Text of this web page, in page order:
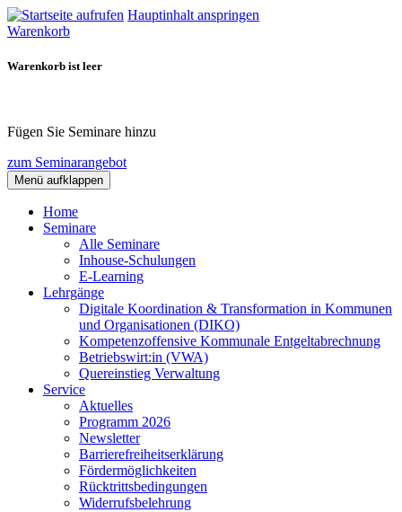
Hauptinhalt anspringen
Warenkorb
Warenkorb ist leer
Fügen Sie Seminare hinzu
zum Seminarangebot
Menü aufklappen
Home
Seminare
Alle Seminare
Inhouse-Schulungen
E-Learning
Lehrgänge
Digitale Koordination & Transformation in Kommunen
und Organisationen (DIKO)
Kompetenzoffensive Kommunale Entgeltabrechnung
Betriebswirt:in (VWA)
Quereinstieg Verwaltung
Service
Aktuelles
Programm 2026
Newsletter
Barrierefreiheitserklärung
Fördermöglichkeiten
Rücktrittsbedingungen
Widerrufsbelehrung